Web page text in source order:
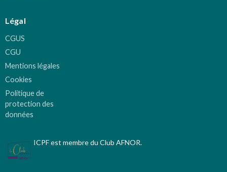
Légal
CGUS
CGU
Mentions légales
Cookies
Politique de
protection des
données
ICPF est membre du Club AFNOR.